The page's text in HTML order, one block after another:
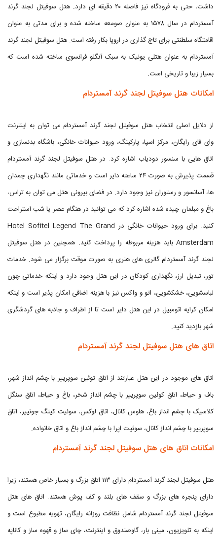
داشت، حتی به فرودگاه نیز فاصله ۲۰ دقیقه ای دارد. هتل سوفیتل لجند گرند
آمستردام در سال ۱۵۷۸ به عنوان صومعه ساخته شده و برای مدتی به عنوان
اقامتگاه سلطنتی برای تاج گذاری در اروپا بکار رفته است. هتل سوفیتل لجند گرند
آمستردام به عنوان هتلی یونیک به سبک آنگلو فرانسوی ساخته شده است که
بسیار زیبا و تاریخی است.
امکانات هتل سوفیتل لجند گرند آمستردام
از دلایل اصلی انتخاب هتل سوفیتل لجند گرند آمستردام می توان به اینترنت
وای فای رایگان، مرکز اسپا، پارکینگ، ورود حیوانات خانگی، باشگاه بدنسازی و
اتاق هایی با سنسور دودیاب اشاره کرد. در هتل سوفیتل لجند گرند آمستردام
قسمت پذیرش به صورت ۲۴ ساعته دایر است و خدماتی مانند نگهداری چمدان
ها، آسانسور و رستوران نیز وجود دارد. در فضای بیرونی هتل می توان به تراس،
باغ و مبلمان چیده شده اشاره کرد که می توانید در هنگام عصر یا شب استراحت
کنید. برای ورود حیوانات خانگی در Hotel Sofitel Legend The Grand
Amsterdam باید هزینه مربوطه را پرداخت کنید. همچنین در هتل سوفیتل
لجند گرند آمستردام گالری های هنری به صورت موقت برگزار می شود. خدمات
تور، تبدیل ارز، نگهداری کودکان در این هتل وجود دارد و اینکه خدماتی چون
لباسشویی، خشکشویی، اتو و واکس نیز با هزینه اضافی امکان پذیر است و اینکه
امکان کرایه اتومبیل در این هتل دایر است تا از اطراف و جاذبه های گردشگری
شهر بازدید کنید.
اتاق های هتل سوفیتل لجند گرند آمستردام
اتاق های موجود در این هتل عبارتند از اتاق توئین سوپرییر با چشم انداز شهر،
باف و حیاط، اتاق کوئین سوپرییر با چشم انداز شخر، باغ و حیاط، اتاق سنگل
کلاسیک با چشم انداز باغ، هاوس کانال، اتاق لوکس، سوئیت کینگ جونییر، اتاق
سوپرییر با چشم انداز کانال، سوئیت اپرا با چشم انداز باغ و اتاق خانواده.
امکانات اتاق های هتل سوفیتل لجند گرند آمستردام
هتل سوفیتل لجند گرند آمستردام دارای ۱۱۳ اتاق بزرگ و بسیار خاص هستند، زیرا
دارای پنجره های بزرگ و سقف های بلند و کف پوش هستند. اتاق های هتل
سوفیتل لجند گرند آمستردام شامل نظافت روزانه رایگان، تهویه مطبوع است و
اینکه به تلویزیون، مینی بار، گاوصندوق و اینترنت، چای ساز و قهوه ساز و کاناپه